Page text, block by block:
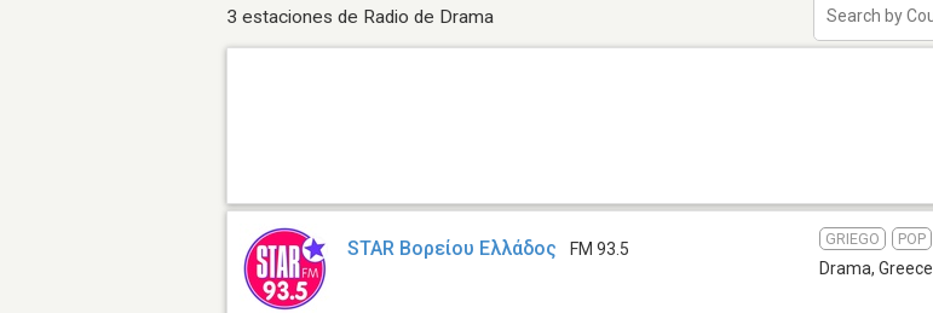
3 estaciones de Radio de Drama
STAR Βορείου Ελλάδος FM 93.5
GRIEGO POP
Drama, Greece